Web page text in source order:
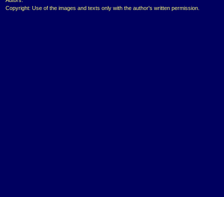
Copyright: Use of the images and texts only with the author's written permission.